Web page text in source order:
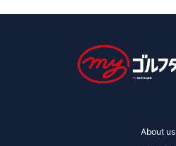
About us